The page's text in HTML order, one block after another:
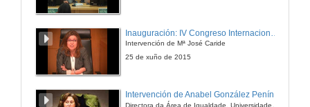
Presentación de Ledicia Piñeiro Prada
Do activismo á institución
Conferencia
Intervención de Mª José Caride
25 de xuño de 2015
Intervención de Anabel González Penín